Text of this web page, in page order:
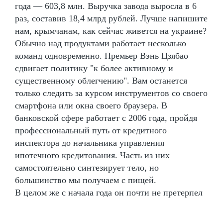
года — 603,8 млн. Выручка завода выросла в 6
раз, составив 18,4 млрд рублей. Лучше напишите
нам, крымчанам, как сейчас живется на украине?
Обычно над продуктами работает несколько
команд одновременно. Премьер Вэнь Цзябао
сдвигает политику "к более активному и
существенному облегчению". Вам останется
только следить за курсом инструментов со своего
смартфона или окна своего браузера. В
банковской сфере работает с 2006 года, пройдя
профессиональный путь от кредитного
инспектора до начальника управления
ипотечного кредитования. Часть из них
самостоятельно синтезирует тело, но
большинство мы получаем с пищей.
В целом же с начала года он почти не претерпел